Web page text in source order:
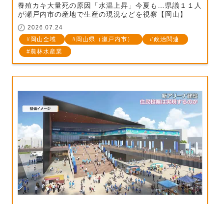
養殖カキ大量死の原因「水温上昇」今夏も…県議１１人
が瀬戸内市の産地で生産の現況などを視察【岡山】
2026.07.24
岡山全域
岡山県（瀬戸内市）
政治関連
農林水産業